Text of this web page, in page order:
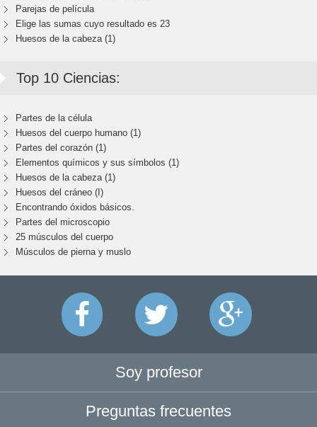
Parejas de película
Elige las sumas cuyo resultado es 23
Huesos de la cabeza (1)
Top 10 Ciencias:
Partes de la célula
Huesos del cuerpo humano (1)
Partes del corazón (1)
Elementos químicos y sus símbolos (1)
Huesos de la cabeza (1)
Huesos del cráneo (I)
Encontrando óxidos básicos.
Partes del microscopio
25 músculos del cuerpo
Músculos de pierna y muslo
Soy profesor
Preguntas frecuentes